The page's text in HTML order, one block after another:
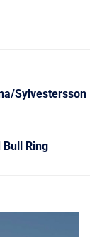
Sylvestersson
Bull Ring